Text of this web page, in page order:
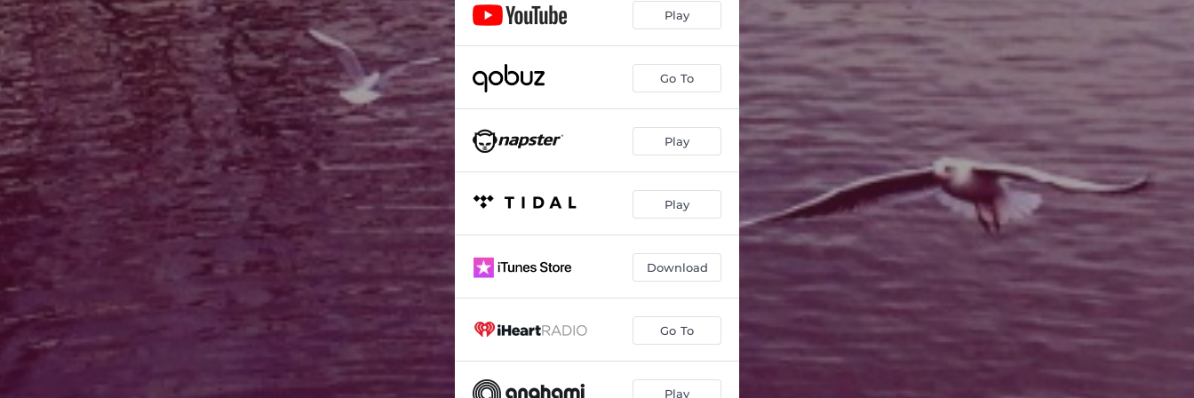
Jamel rencontre Walter 03:54
Balade sur le vieux port 04:00
Le tableau 03:07
Quand la révolution commençait 02:33
Rêve 4 - fares
Rêve 5 - salon à ciel ouvert 02:42
06:03
Play
Go To
Play
Play
Download
Go To
Play